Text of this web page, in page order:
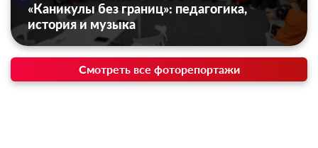
«Каникулы без границ»: педагогика,
история и музыка
Смотреть все фоторепортажи